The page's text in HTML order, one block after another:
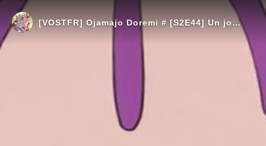
[VOSTFR] Ojamajo Doremi # [S2E44] Un joyeux Noël sous la neige